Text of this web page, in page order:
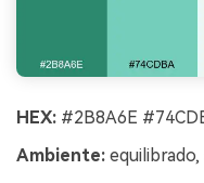
HEX: #2B8A6E
Ambiente: